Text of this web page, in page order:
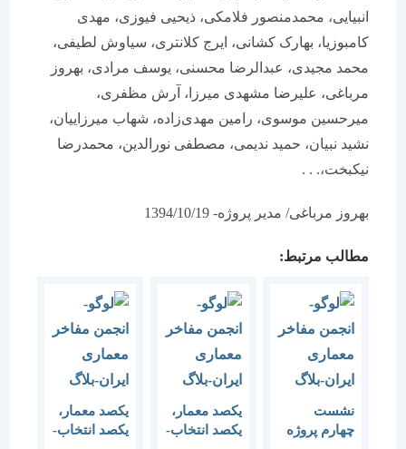
انبیایی، محمدمنصور فلامکی، ذیحیی فیوزی، مهدی
کامبوزیا، بهارک کشانی، ایرج کلانتری، سیاوش لطیفی،
محمد مجیدی، عبدالرضا محسنی، یوسف مرادی، بهروز
مرباغی، علیرضا مشهدی میرزا، آرش مظفری،
میرحسین موسوی، رامین مهدی‌زاده، شهاب میرزاییان،
نشید نبیان، حمید ندیمی، مصطفی نورالدین، محمدرضا
نیکبخت،. . .
بهروز مرباغی/ مدیر پروژه- 1394/10/19
مطالب مرتبط:
نشست
چهارم پروژه
یکصد معمار،
یکصد انتخاب-
یکصد معمار،
یکصد انتخاب-